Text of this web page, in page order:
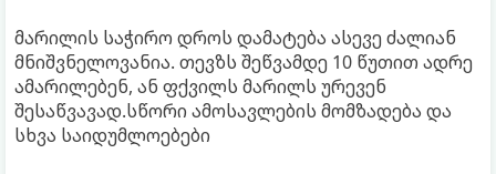
მარილის საჭირო დროს დამატება ასევე ძალიან
მნიშვნელოვანია. თევზს შეწვამდე 10 წუთით ადრე
ამარილებენ, ან ფქვილს მარილს ურევენ
შესაწვავად.სწორი ამოსავლების მომზადება და
სხვა საიდუმლოებები